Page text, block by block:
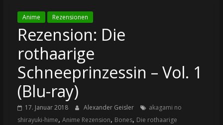
Anime Rezensionen
Rezension: Die
rothaarige
Schneeprinzessin – Vol. 1
(Blu-ray)
17. Januar 2018 Alexander Geisler
akagami no
shirayuki-hime, Anime Rezension, Bones, Die rothaarige